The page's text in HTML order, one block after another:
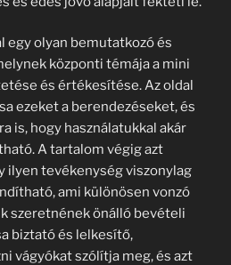
egy olyan bemutatkozó és
központi témája a mini
és értékesítése. Az oldal
ezeket a berendezéseket, és
is, hogy használatukkal akár
A tartalom végig azt
ilyen tevékenység viszonylag
ami különösen vonzó
szeretnének önálló bevételi
biztató és lelkesítő,
vágyókat szólítja meg, és azt